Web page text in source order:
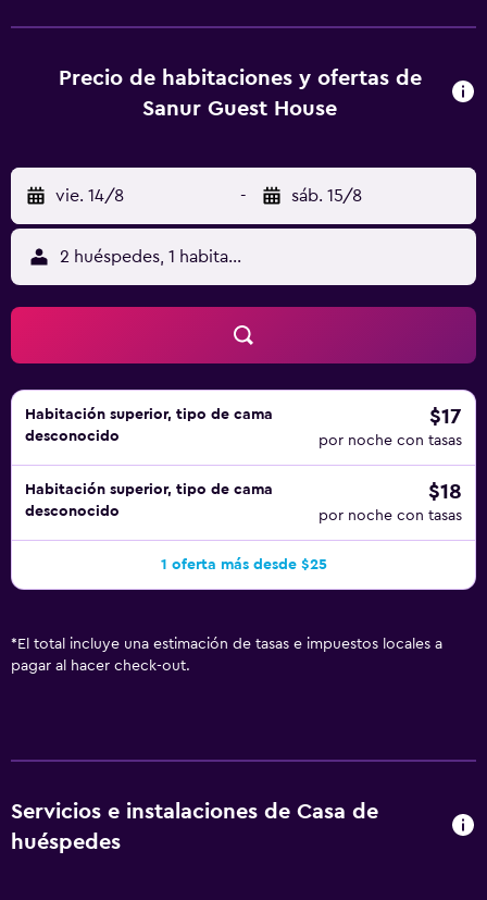
almohada. Los huéspedes pueden navegar por la web
gracias a nuestro acceso a Internet wifi gratis. Los baños
Los servicios de ocio y esparcimiento en este hotel
incluyen una piscina al aire libre. Se pueden practicar las
actividades de ocio y esparcimiento que se indican más
abajo en las instalaciones o cerca del alojamiento (es
posible que se aplique un recargo).
Precio de habitaciones y ofertas de
Sanur Guest House
vie. 14/8 - sáb. 15/8
2 huéspedes, 1 habitación
Habitación superior, tipo de cama
desconocido
$17
por noche con tasas
Habitación superior, tipo de cama
desconocido
$18
por noche con tasas
1 oferta más desde $25
* El total incluye una estimación de tasas e impuestos locales a
pagar al hacer check-out.
Servicios e instalaciones de Casa de
huéspedes